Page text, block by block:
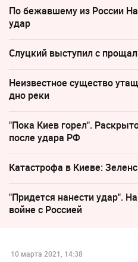
По бежавшему из России
удар
Слуцкий выступил с
Неизвестное существо
дно реки
"Пока Киев горел".
после удара РФ
Катастрофа в Киеве:
"Придется нанести удар".
войне с Россией
10 марта 2021, 14:38